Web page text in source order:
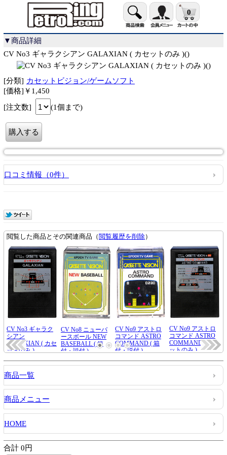
0
▼商品詳細
CV No3 ギャラクシアン GALAXIAN ( カセットのみ )()
[分類] カセットビジョン/ゲームソフト
[価格]￥1,450
[注文数]
(1個まで)
口コミ情報（0件）
商品一覧
商品メニュー
HOME
合計 0円